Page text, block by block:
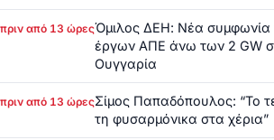
πριν από 13 ώρεςΌμιλος ΔΕΗ: Νέα συμφωνία
έργων ΑΠΕ άνω των 2 GW
Ουγγαρία
πριν από 13 ώρεςΣίμος Παπαδόπουλος: “Το
τη φυσαρμόνικα στα χέρια”